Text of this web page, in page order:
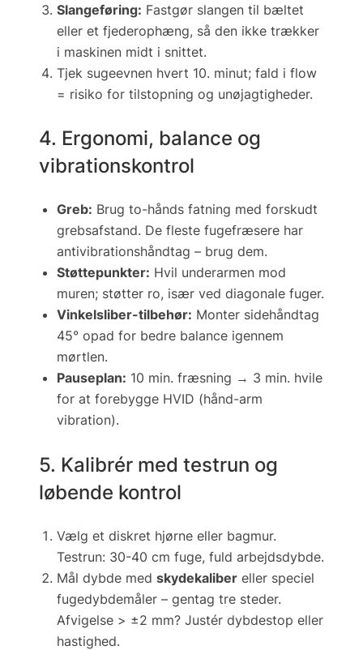
Slangeføring: Fastgør slangen til bæltet
eller et fjederophæng, så den ikke trækker
i maskinen midt i snittet.
Tjek sugeevnen hvert 10. minut; fald i flow
= risiko for tilstopning og unøjagtigheder.
4. Ergonomi, balance og
vibrationskontrol
Greb: Brug to-hånds fatning med forskudt
grebsafstand. De fleste fugefræsere har
antivibrationshåndtag – brug dem.
Støttepunkter: Hvil underarmen mod
muren; støtter ro, især ved diagonale fuger.
Vinkelsliber-tilbehør: Monter sidehåndtag
45° opad for bedre balance igennem
mørtlen.
Pauseplan: 10 min. fræsning → 3 min. hvile
for at forebygge HVID (hånd-arm
vibration).
5. Kalibrér med testrun og
løbende kontrol
Vælg et diskret hjørne eller bagmur.
Testrun: 30-40 cm fuge, fuld arbejdsdybde.
Mål dybde med skydekaliber eller speciel
fugedybdemåler – gentag tre steder.
Afvigelse > ±2 mm? Justér dybdestop eller
hastighed.